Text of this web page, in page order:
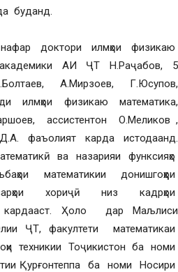
буданд.
доктори илмҳои физикаю
академики АИ ҶТ Н.Раҷабов, 5
А.Мирзоев, Г.Юсупов,
илмҳои физикаю математика,
ассистентон О.Меликов ,
фаъолият карда истодаанд.
ва назарияи функсияҳо
математикии донишгоҳҳои
хориҷӣ низ кадрҳои
Ҳоло дар Маљлиси
ҶТ, факултети математикаи
техникии Тоҷикистон ба номи
Қурғонтеппа ба номи Носири